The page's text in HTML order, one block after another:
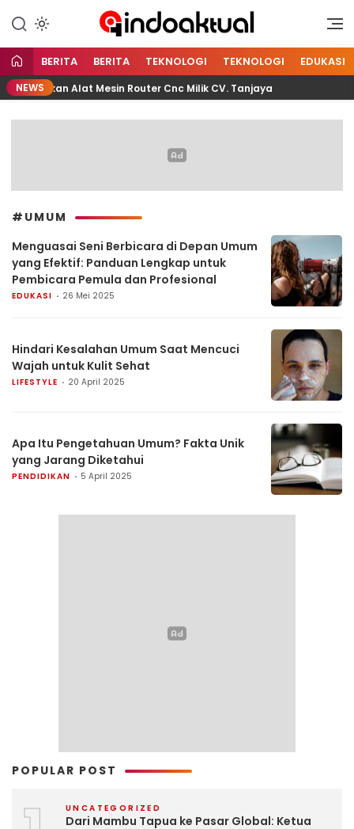
Indoaktual
Indonesia Aktual
BERITA BERITA TEKNOLOGI TEKNOLOGI EDUKASI
NEWS Alat Mesin Router Cnc Milik CV. Tanjaya
#UMUM
Menguasai Seni Berbicara di Depan Umum
yang Efektif: Panduan Lengkap untuk
Pembicara Pemula dan Profesional
EDUKASI 26 Mei 2025
Hindari Kesalahan Umum Saat Mencuci
Wajah untuk Kulit Sehat
LIFESTYLE 20 April 2025
Apa Itu Pengetahuan Umum? Fakta Unik
yang Jarang Diketahui
PENDIDIKAN 5 April 2025
POPULAR POST
UNCATEGORIZED
Dari Mambu Tapua ke Pasar Global: Ketua